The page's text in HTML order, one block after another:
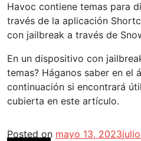
Havoc contiene temas para
través de la aplicación
con jailbreak a través de
En un dispositivo con
temas? Háganos saber en el
continuación si encontrará
cubierta en este artículo.
Posted on mayo 13, 2023